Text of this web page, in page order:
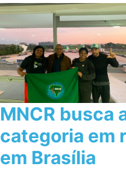
MNCR busca
categoria em
em Brasília